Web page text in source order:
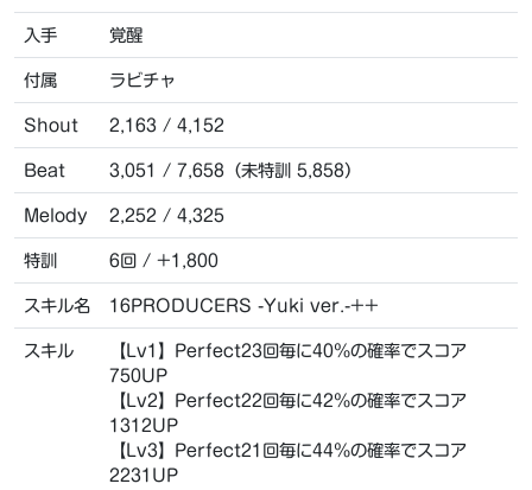
入手 覚醒
付属 ラビチャ
Shout 2,163 / 4,152
Beat 3,051 / 7,658（未特訓 5,858）
Melody 2,252 / 4,325
特訓 6回 / +1,800
スキル名 16PRODUCERS -Yuki ver.-++
スキル
【Lv1】Perfect23回毎に40％の確率でスコア
750UP
【Lv2】Perfect22回毎に42％の確率でスコア
1312UP
【Lv3】Perfect21回毎に44％の確率でスコア
2231UP